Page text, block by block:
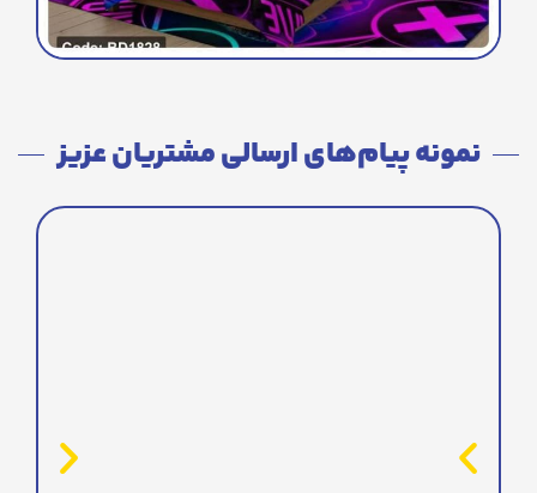
نمونه پیام‌های ارسالی مشتریان عزیز